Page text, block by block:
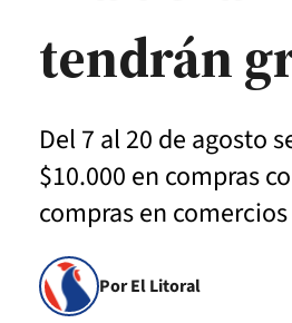
tendrán
Del 7 al 20 de agosto
$10.000 en compras
compras en
Por El Litoral